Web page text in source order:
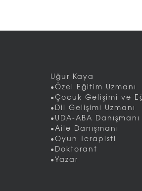
Uğur Kaya
•Özel Eğitim Uzmanı
•Çocuk Gelişimi ve
•Dil Gelişimi Uzmanı
•UDA-ABA Danışmanı
•Aile Danışmanı
•Oyun Terapisti
•Doktorant
•Yazar